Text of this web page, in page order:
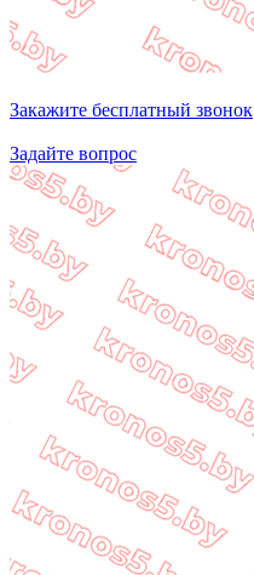
Закажите бесплатный звонок
Задайте вопрос